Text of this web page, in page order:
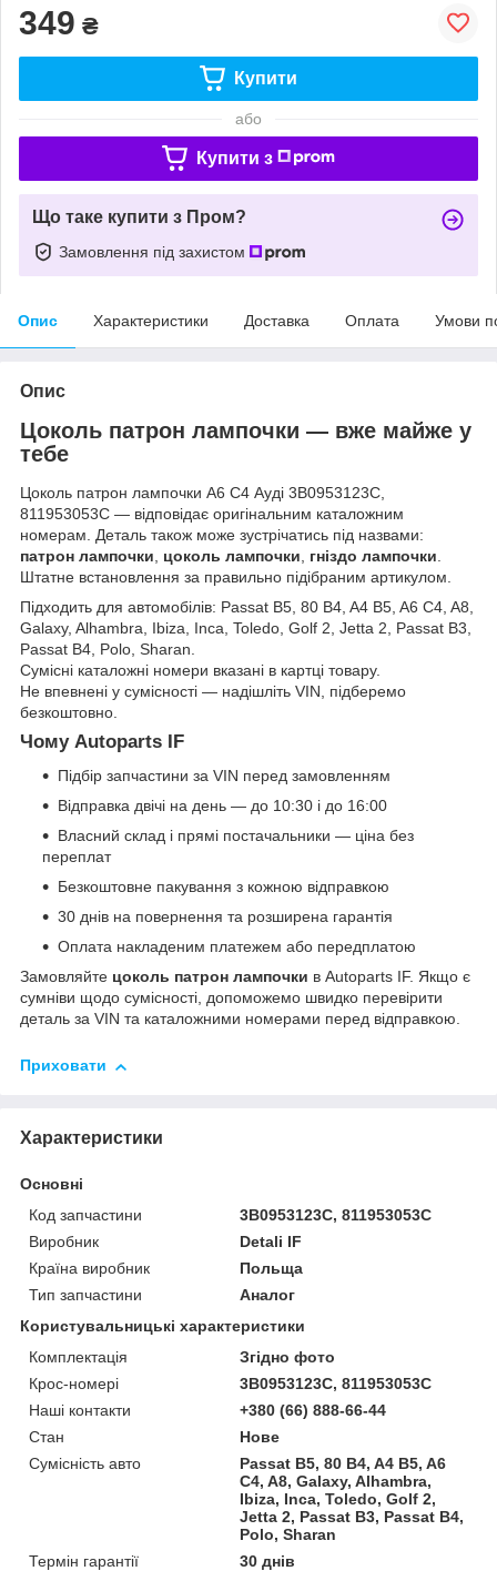
349 ₴
Купити
або
Купити з
Що таке купити з Пром?
Замовлення під захистом
Опис Характеристики Доставка Оплата Умови
Опис
Цоколь патрон лампочки — вже майже у
тебе
Цоколь патрон лампочки А6 С4 Ауді 3B0953123С,
811953053C — відповідає оригінальним каталожним
номерам. Деталь також може зустрічатись під назвами:
патрон лампочки, цоколь лампочки, гніздо лампочки.
Штатне встановлення за правильно підібраним артикулом.
Підходить для автомобілів: Passat B5, 80 B4, A4 B5, A6 C4, A8,
Galaxy, Alhambra, Ibiza, Inca, Toledo, Golf 2, Jetta 2, Passat B3,
Passat B4, Polo, Sharan.
Сумісні каталожні номери вказані в картці товару.
Не впевнені у сумісності — надішліть VIN, підберемо
безкоштовно.
Чому Autoparts IF
Підбір запчастини за VIN перед замовленням
Відправка двічі на день — до 10:30 і до 16:00
Власний склад і прямі постачальники — ціна без
переплат
Безкоштовне пакування з кожною відправкою
30 днів на повернення та розширена гарантія
Оплата накладеним платежем або передплатою
Замовляйте цоколь патрон лампочки в Autoparts IF. Якщо є
сумніви щодо сумісності, допоможемо швидко перевірити
деталь за VIN та каталожними номерами перед відправкою.
Приховати
Характеристики
Основні
Код запчастини
3B0953123С, 811953053C
Виробник
Detali IF
Країна виробник
Польща
Тип запчастини
Аналог
Користувальницькі характеристики
Комплектація
Згідно фото
Крос-номері
3B0953123С, 811953053C
Наші контакти
+380 (66) 888-66-44
Стан
Нове
Сумісність авто
Passat B5, 80 B4, A4 B5, A6
C4, A8, Galaxy, Alhambra,
Ibiza, Inca, Toledo, Golf 2,
Jetta 2, Passat B3, Passat B4,
Polo, Sharan
Термін гарантії
30 днів